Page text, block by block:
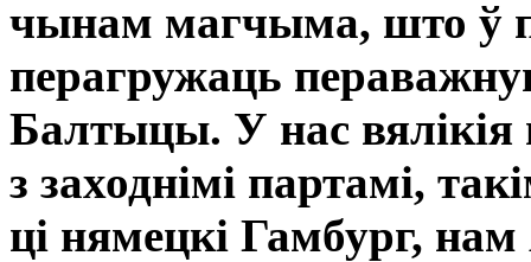
чынам магчыма, што ў
перагружаць
Балтыцы. У нас
з заходнімі партамі,
ці нямецкі Гамбург,